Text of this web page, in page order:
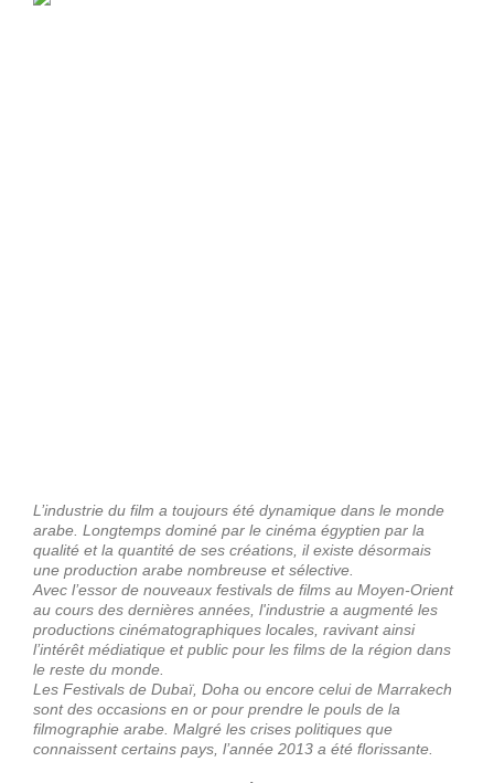
L’industrie du film a toujours été dynamique dans le monde
arabe. Longtemps dominé par le cinéma égyptien par la
qualité et la quantité de ses créations, il existe désormais
une production arabe nombreuse et sélective.
Avec l’essor de nouveaux festivals de films au Moyen-Orient
au cours des dernières années, l'industrie a augmenté les
productions cinématographiques locales, ravivant ainsi
l’intérêt médiatique et public pour les films de la région dans
le reste du monde.
Les Festivals de Dubaï, Doha ou encore celui de Marrakech
sont des occasions en or pour prendre le pouls de la
filmographie arabe. Malgré les crises politiques que
connaissent certains pays, l’année 2013 a été florissante.